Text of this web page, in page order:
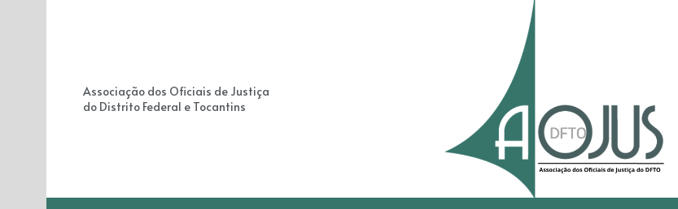
Associação dos Oficiais de Justiça
do Distrito Federal e Tocantins